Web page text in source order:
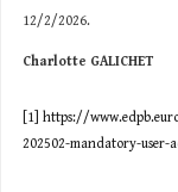
12/2/2026.
Charlotte GALICHET
[1] https://
202502-mandatory-user-